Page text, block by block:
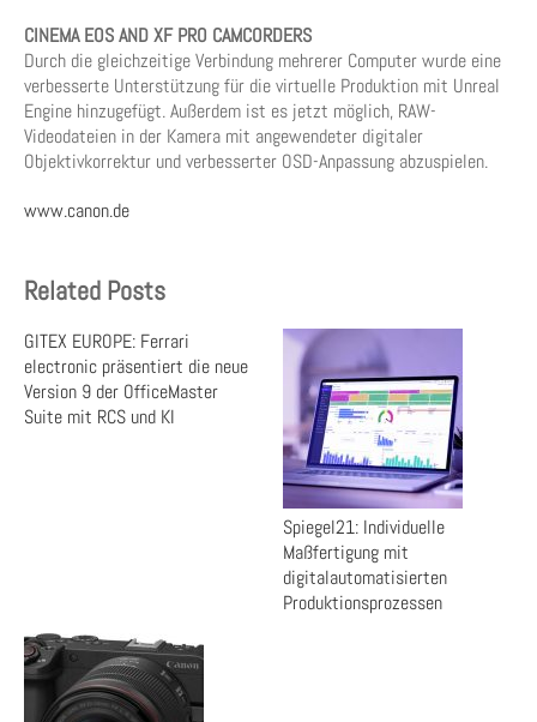
CINEMA EOS AND XF PRO CAMCORDERS
Durch die gleichzeitige Verbindung mehrerer Computer wurde eine
verbesserte Unterstützung für die virtuelle Produktion mit Unreal
Engine hinzugefügt. Außerdem ist es jetzt möglich, RAW-
Videodateien in der Kamera mit angewendeter digitaler
Objektivkorrektur und verbesserter OSD-Anpassung abzuspielen.
www.canon.de
Related Posts
GITEX EUROPE: Ferrari
electronic präsentiert die neue
Version 9 der OfficeMaster
Suite mit RCS und KI
Spiegel21: Individuelle
Maßfertigung mit
digitalautomatisierten
Produktionsprozessen